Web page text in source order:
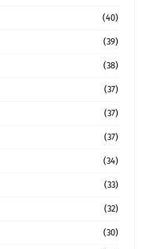
(40)
(39)
(38)
(37)
(37)
(37)
(34)
(33)
(32)
(30)